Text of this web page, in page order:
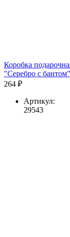
Коробка
"Серебро с
264 ₽
Артикул:
29543